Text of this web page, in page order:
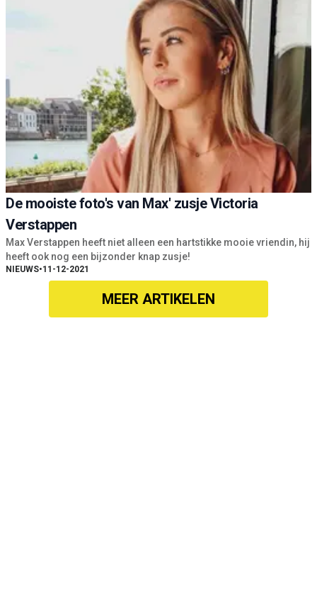
De mooiste foto's van Max' zusje Victoria
Verstappen
Max Verstappen heeft niet alleen een hartstikke mooie vriendin, hij
heeft ook nog een bijzonder knap zusje!
NIEUWS•11-12-2021
MEER ARTIKELEN